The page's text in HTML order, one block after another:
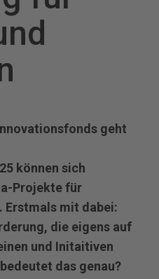
geht
können sich
Projekte für
Erstmals mit dabei:
die eigens auf
und Initaitiven
das genau?